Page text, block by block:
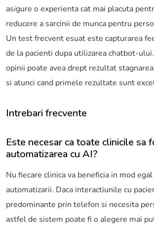
asigure o experienta cat mai placuta
reducere a sarcinii de munca pentru
Un test frecvent esuat este capturarea
de la pacienti dupa utilizarea chatbot-
opinii poate avea drept rezultat
si atunci cand primele rezultate sunt
Intrebari frecvente
Este necesar ca toate clinicile sa
automatizarea cu AI?
Nu fiecare clinica va beneficia in mod
automatizarii. Daca interactiunile cu
predominante prin telefon si necesita
astfel de sistem poate fi o alegere mai